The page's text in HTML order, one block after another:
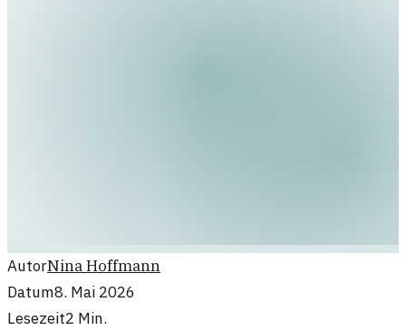
AutorNina Hoffmann
Datum8. Mai 2026
Lesezeit2 Min.